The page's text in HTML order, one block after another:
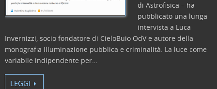
di Astrofisica – ha
pubblicato una lunga
intervista a Luca
Invernizzi, socio fondatore di CieloBuio OdV e autore della
monografia Illuminazione pubblica e criminalità. La luce come
variabile indipendente per…
LEGGI